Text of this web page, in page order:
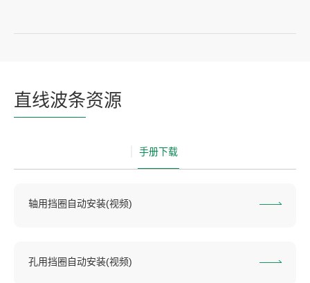
直线波条资源
手册下载
轴用挡圈自动安装(视频)
孔用挡圈自动安装(视频)